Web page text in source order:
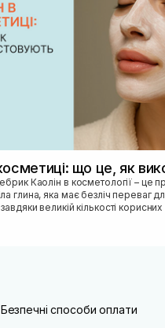
що це, як
мінерал,
глина, яка має безліч переваг
великій кількості
Безпечні способи оплати